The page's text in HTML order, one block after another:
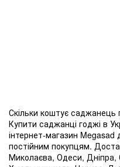
Скільки коштує саджанець
Купити саджанці годжі в
інтернет-магазин Megasad
постійним покупцям.
Миколаєва, Одеси,